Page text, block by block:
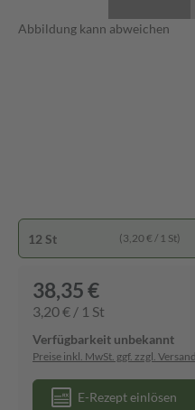
Abbildung kann abweichen
12 St (3,20 € / 1 St)
38,35 €
3,20 € / 1 St
Verfügbarkeit unbekannt
Preise inkl. MwSt. ggf. zzgl.
E-Rezept einlösen